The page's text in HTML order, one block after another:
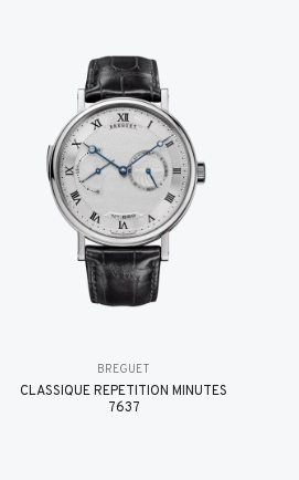
BREGUET
CLASSIQUE RÉPÉTITION MINUTES
7637